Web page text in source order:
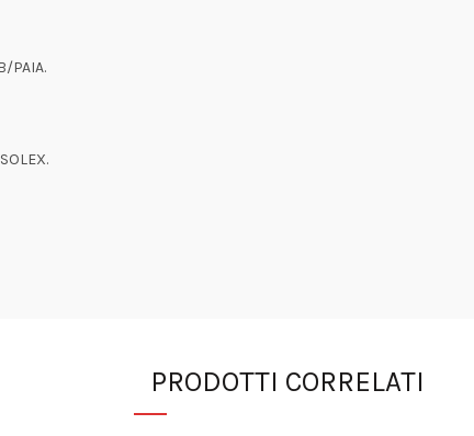
PAIA.
PRODOTTI CORRELATI